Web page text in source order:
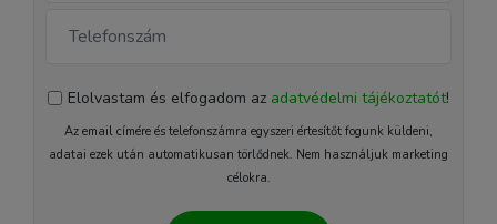
Elolvastam és elfogadom az adatvédelmi tájékoztatót!
Az email címére és telefonszámra egyszeri értesítőt fogunk küldeni,
adatai ezek után automatikusan törlődnek. Nem használjuk marketing
célokra.